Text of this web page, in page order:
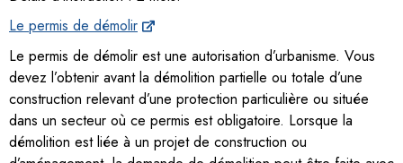
Le permis de démolir
Le permis de démolir est une autorisation d’urbanisme. Vous
devez l’obtenir avant la démolition partielle ou totale d’une
construction relevant d’une protection particulière ou située
dans un secteur où ce permis est obligatoire. Lorsque la
démolition est liée à un projet de construction ou